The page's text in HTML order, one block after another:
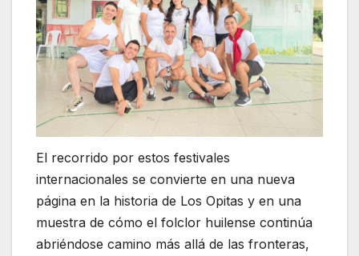
El recorrido por estos festivales
internacionales se convierte en una nueva
página en la historia de Los Opitas y en una
muestra de cómo el folclor huilense continúa
abriéndose camino más allá de las fronteras,